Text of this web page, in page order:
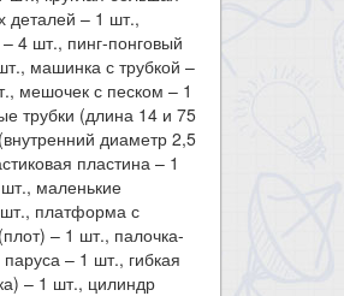
деталей – 1 шт.,
4 шт., пинг-понговый
машинка с трубкой –
мешочек с песком – 1
трубки (длина 14 и 75
диаметр 2,5
пластина – 1
маленькие
платформа с
– 1 шт., палочка-
– 1 шт., гибкая
– 1 шт., цилиндр